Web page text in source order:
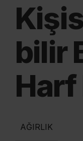
bilir
Harf
AĞIRLIK